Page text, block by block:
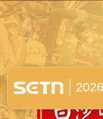
白沙屯媽